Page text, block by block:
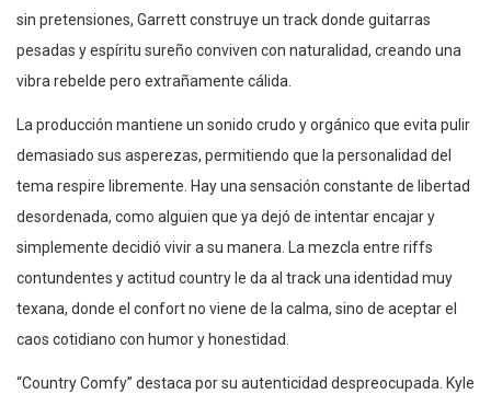
sin pretensiones, Garrett construye un track donde guitarras
pesadas y espíritu sureño conviven con naturalidad, creando una
vibra rebelde pero extrañamente cálida.
La producción mantiene un sonido crudo y orgánico que evita pulir
demasiado sus asperezas, permitiendo que la personalidad del
tema respire libremente. Hay una sensación constante de libertad
desordenada, como alguien que ya dejó de intentar encajar y
simplemente decidió vivir a su manera. La mezcla entre riffs
contundentes y actitud country le da al track una identidad muy
texana, donde el confort no viene de la calma, sino de aceptar el
caos cotidiano con humor y honestidad.
“Country Comfy” destaca por su autenticidad despreocupada. Kyle